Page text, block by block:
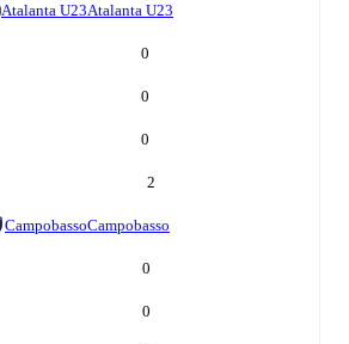
Atalanta U23Atalanta U23
0
0
0
2
CampobassoCampobasso
0
0